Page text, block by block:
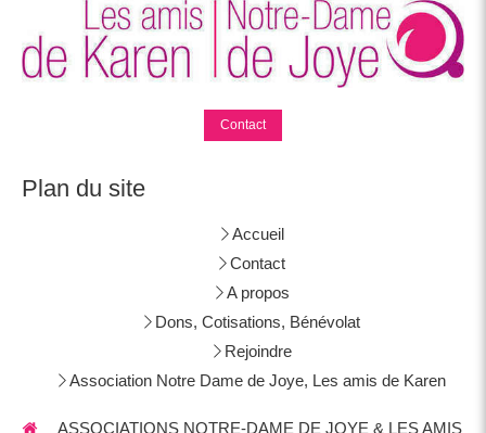
Contact
Plan du site
Accueil
Contact
A propos
Dons, Cotisations, Bénévolat
Rejoindre
Association Notre Dame de Joye, Les amis de Karen
ASSOCIATIONS NOTRE-DAME DE JOYE & LES AMIS